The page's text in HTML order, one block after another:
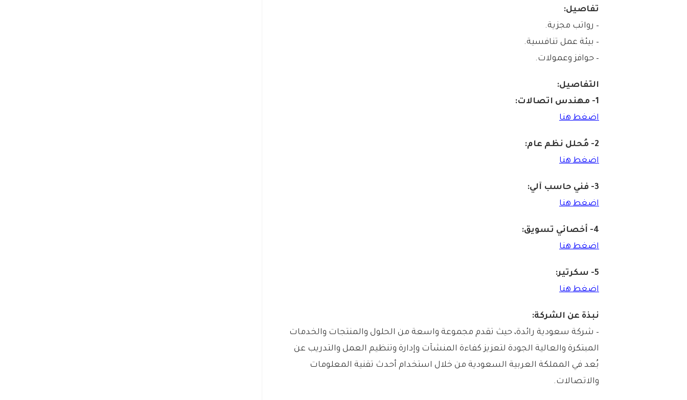
تفاصيل:
– رواتب مجزية.
– بيئة عمل تنافسية.
– حوافز وعمولات.
التفاصيل:
1- مهندس اتصالات:
اضغط هنا
2- مُحلل نظم عام:
اضغط هنا
3- فني حاسب آلي:
اضغط هنا
4- أخصائي تسويق:
اضغط هنا
5- سكرتير:
اضغط هنا
نبذة عن الشركة:
– شركة سعودية رائدة، حيث تقدم مجموعة واسعة من الحلول والمنتجات والخدمات
المبتكرة والعالية الجودة لتعزيز كفاءة المنشآت وإدارة وتنظيم العمل والتدريب عن
بُعد في المملكة العربية السعودية من خلال استخدام أحدث تقنية المعلومات
والاتصالات.